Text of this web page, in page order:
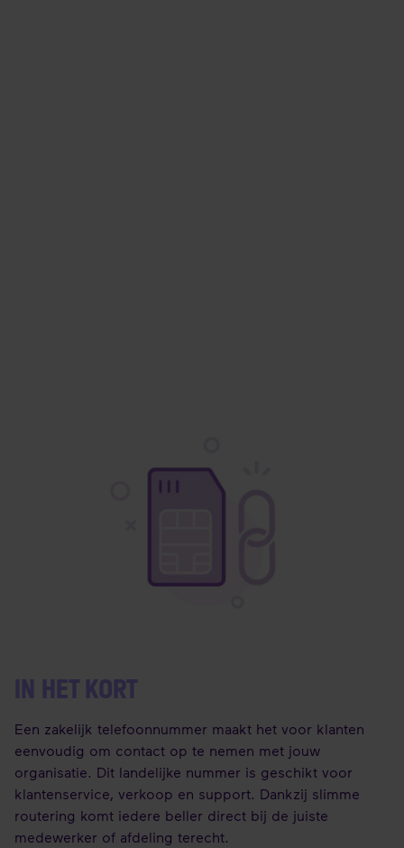
IN HET KORT
Een zakelijk telefoonnummer maakt het voor klanten
eenvoudig om contact op te nemen met jouw
organisatie. Dit landelijke nummer is geschikt voor
klantenservice, verkoop en support. Dankzij slimme
routering komt iedere beller direct bij de juiste
medewerker of afdeling terecht.